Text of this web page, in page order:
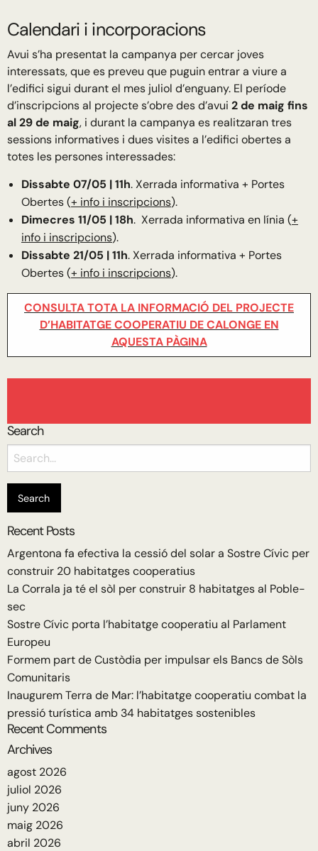
Calendari i incorporacions
Avui s’ha presentat la campanya per cercar joves
interessats, que es preveu que puguin entrar a viure a
l’edifici sigui durant el mes juliol d’enguany. El període
d’inscripcions al projecte s’obre des d’avui 2 de maig fins
al 29 de maig, i durant la campanya es realitzaran tres
sessions informatives i dues visites a l’edifici obertes a
totes les persones interessades:
Dissabte 07/05 | 11h. Xerrada informativa + Portes
Obertes (+ info i inscripcions).
Dimecres 11/05 | 18h. Xerrada informativa en línia (+
info i inscripcions).
Dissabte 21/05 | 11h. Xerrada informativa + Portes
Obertes (+ info i inscripcions).
CONSULTA TOTA LA INFORMACIÓ DEL PROJECTE
D’HABITATGE COOPERATIU DE CALONGE EN
AQUESTA PÀGINA
Search
Search
for:
Recent Posts
Argentona fa efectiva la cessió del solar a Sostre Cívic per
construir 20 habitatges cooperatius
La Corrala ja té el sòl per construir 8 habitatges al Poble-
sec
Sostre Cívic porta l’habitatge cooperatiu al Parlament
Europeu
Formem part de Custòdia per impulsar els Bancs de Sòls
Comunitaris
Inaugurem Terra de Mar: l’habitatge cooperatiu combat la
pressió turística amb 34 habitatges sostenibles
Recent Comments
Archives
agost 2026
juliol 2026
juny 2026
maig 2026
abril 2026